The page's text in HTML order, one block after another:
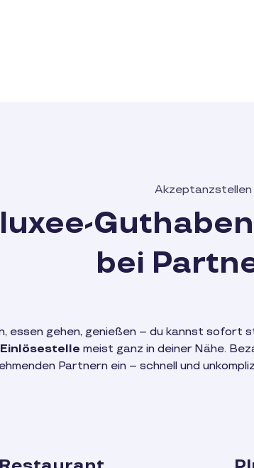
Akzeptanzstellen
bei
essen gehen, genießen – du kannst
meist ganz in deiner Nähe.
Partnern ein – schnell und